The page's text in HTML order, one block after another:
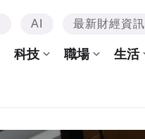
AI 最新財經資訊
科技 職場 生活